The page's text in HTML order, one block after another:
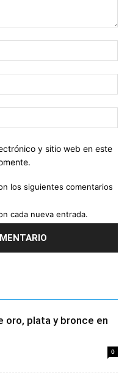
y sitio web en este
los siguientes comentarios
cada nueva entrada.
oro, plata y bronce en
0